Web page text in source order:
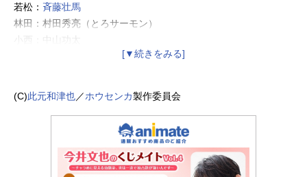
若松： 斉藤壮馬
林田：村田秀亮（とろサーモン）
(C)此元和津也／ホウセンカ製作委員会